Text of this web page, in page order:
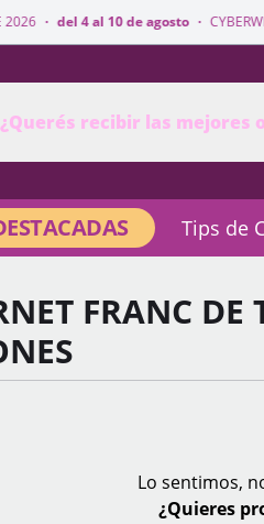
de agosto · CYBERWINE 2026 · del 4
¿Querés recibir las mejores
Tips de
FRANC DE
Lo sentimos,
¿Quieres